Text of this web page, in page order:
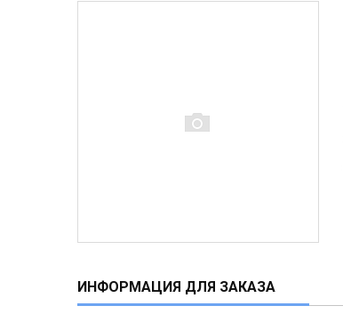
ИНФОРМАЦИЯ ДЛЯ ЗАКАЗА